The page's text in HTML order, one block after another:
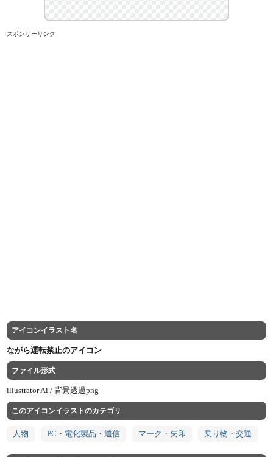
スポンサーリンク
アイコンイラスト名
ながら運転禁止のアイコン
ファイル形式
illustrator Ai /背景透過png
このアイコンイラストのカテゴリ
人物 PC・電化製品・通信 マーク・矢印 乗り物・交通